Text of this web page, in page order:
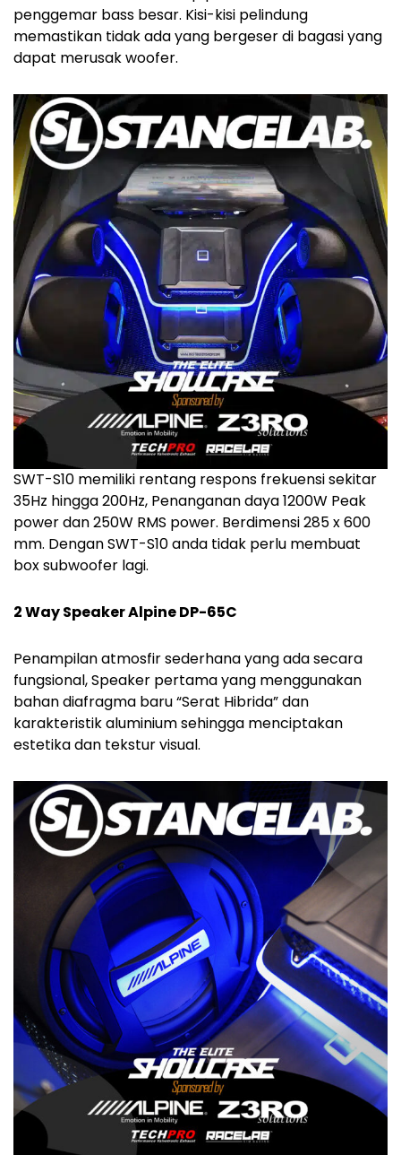
penggemar bass besar. Kisi-kisi pelindung
memastikan tidak ada yang bergeser di bagasi yang
dapat merusak woofer.
SWT-S10 memiliki rentang respons frekuensi sekitar
35Hz hingga 200Hz, Penanganan daya 1200W Peak
power dan 250W RMS power. Berdimensi 285 x 600
mm. Dengan SWT-S10 anda tidak perlu membuat
box subwoofer lagi.
2 Way Speaker Alpine DP-65C
Penampilan atmosfir sederhana yang ada secara
fungsional, Speaker pertama yang menggunakan
bahan diafragma baru “Serat Hibrida” dan
karakteristik aluminium sehingga menciptakan
estetika dan tekstur visual.